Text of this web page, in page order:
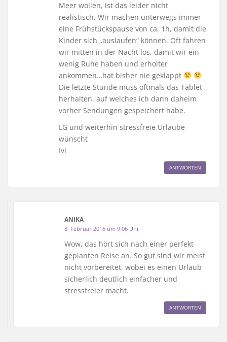
Meer wollen, ist das leider nicht
realistisch. Wir machen unterwegs immer
eine Frühstückspause von ca. 1h, damit die
Kinder sich „auslaufen“ können. Oft fahren
wir mitten in der Nacht los, damit wir ein
wenig Ruhe haben und erholter
ankommen…hat bisher nie geklappt
Die letzte Stunde muss oftmals das Tablet
herhalten, auf welches ich dann daheim
vorher Sendungen gespeichert habe.
LG und weiterhin stressfreie Urlaube
wünscht
Ivi
ANTWORTEN
ANIKA
8. Februar 2016 um 9:06 Uhr
Wow, das hört sich nach einer perfekt
geplanten Reise an. So gut sind wir meist
nicht vorbereitet, wobei es einen Urlaub
sicherlich deutlich einfacher und
stressfreier macht.
ANTWORTEN